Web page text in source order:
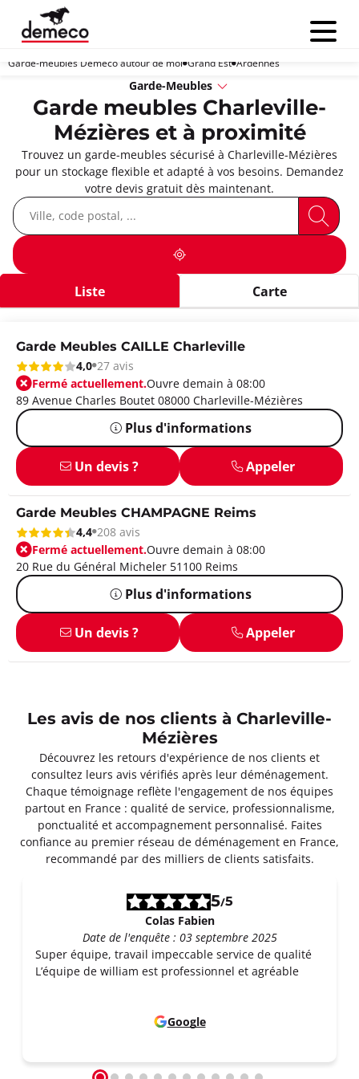
Menu
Garde-meubles Demeco autour de moi Grand Est Ardennes
Garde-Meubles
Garde meubles Charleville-
Mézières et à proximité
Trouvez un garde-meubles sécurisé à Charleville-Mézières
pour un stockage flexible et adapté à vos besoins. Demandez
votre devis gratuit dès maintenant.
Liste Carte
Garde Meubles CAILLE Charleville
4,0 27 avis
Fermé actuellement.Ouvre demain à 08:00
89 Avenue Charles Boutet 08000 Charleville-Mézières
Plus d'informations
Un devis ? Appeler
Garde Meubles CHAMPAGNE Reims
4,4 208 avis
Fermé actuellement.Ouvre demain à 08:00
20 Rue du Général Micheler 51100 Reims
Plus d'informations
Un devis ? Appeler
Les avis de nos clients à Charleville-
Mézières
Découvrez les retours d'expérience de nos clients et
consultez leurs avis vérifiés après leur déménagement.
Chaque témoignage reflète l'engagement de nos équipes
partout en France : qualité de service, professionnalisme,
ponctualité et accompagnement personnalisé. Faites
confiance au premier réseau de déménagement en France,
recommandé par des milliers de clients satisfaits.
5/5
Colas Fabien
Date de l'enquête : 03 septembre 2025
Super équipe, travail impeccable service de qualité
L’équipe de william est professionnel et agréable
Google